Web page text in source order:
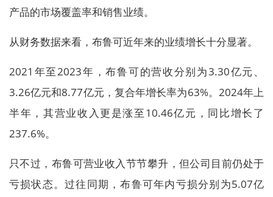
产品的市场覆盖率和销售业绩。
从财务数据来看，布鲁可近年来的业绩增长十分显著。
2021年至2023年，布鲁可的营收分别为3.30亿元、
3.26亿元和8.77亿元，复合年增长率为63%。2024年上
半年，其营业收入更是涨至10.46亿元，同比增长了
237.6%。
只不过，布鲁可营业收入节节攀升，但公司目前仍处于
亏损状态。过往同期，布鲁可年内亏损分别为5.07亿